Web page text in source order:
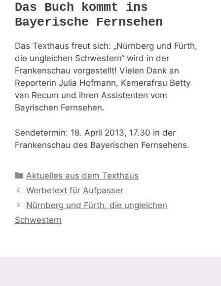
Das Buch kommt ins
Bayerische Fernsehen
Das Texthaus freut sich: „Nürnberg und Fürth,
die ungleichen Schwestern“ wird in der
Frankenschau vorgestellt! Vielen Dank an
Reporterin Julia Hofmann, Kamerafrau Betty
van Recum und ihren Assistenten vom
Bayrischen Fernsehen.
Sendetermin: 18. April 2013, 17.30 in der
Frankenschau des Bayerischen Fernsehens.
Kategorien
Aktuelles aus dem Texthaus
Werbetext für Aufpasser
Nürnberg und Fürth, die ungleichen
Schwestern